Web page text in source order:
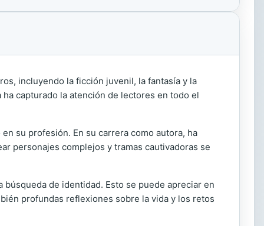
incluyendo la ficción juvenil, la fantasía y la
capturado la atención de lectores en todo el
su profesión. En su carrera como autora, ha
personajes complejos y tramas cautivadoras se
búsqueda de identidad. Esto se puede apreciar en
profundas reflexiones sobre la vida y los retos